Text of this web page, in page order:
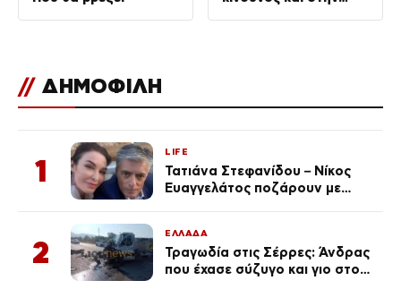
// ΔΗΜΟΦΙΛΗ
1
LIFE
Τατιάνα Στεφανίδου – Νίκος
Ευαγγελάτος ποζάρουν με
2
ΕΛΛΑΔΑ
Τραγωδία στις Σέρρες: Άνδρας
που έχασε σύζυγο και γιο στο